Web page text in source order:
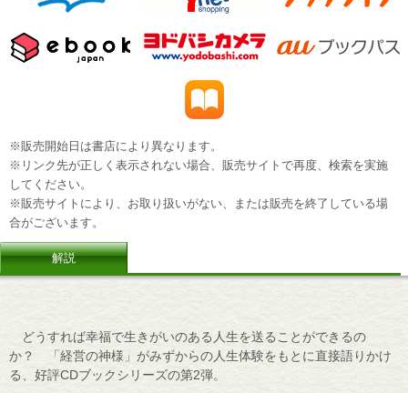
※販売開始日は書店により異なります。
※リンク先が正しく表示されない場合、販売サイトで再度、検索を実施
してください。
※販売サイトにより、お取り扱いがない、または販売を終了している場
合がございます。
解説
どうすれば幸福で生きがいのある人生を送ることができるの
か？ 「経営の神様」がみずからの人生体験をもとに直接語りかけ
る、好評CDブックシリーズの第2弾。